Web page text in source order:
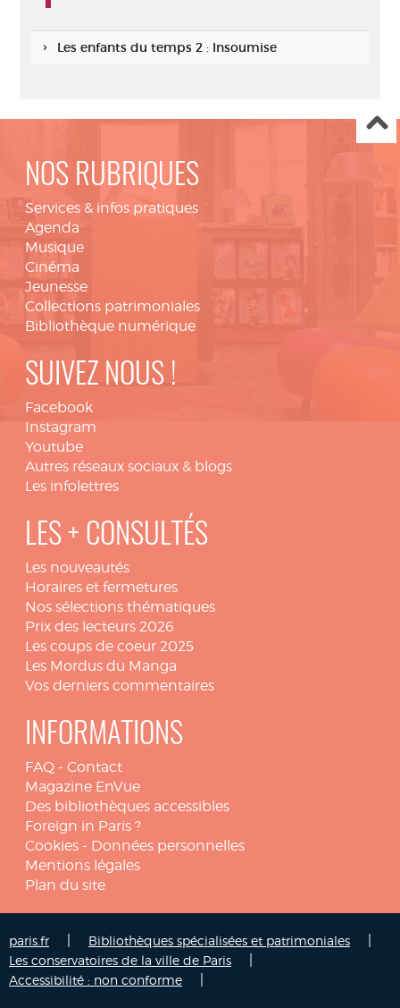
Les enfants du temps 2 : Insoumise
NOS RUBRIQUES
Services & infos pratiques
Agenda
Musique
Cinéma
Jeunesse
Collections patrimoniales
Bibliothèque numérique
SUIVEZ NOUS !
Facebook
Instagram
Youtube
Autres réseaux sociaux & blogs
Les infolettres
LES + CONSULTÉS
Les nouveautés
Horaires et fermetures
Nos sélections thématiques
Prix des lecteurs 2026
Les coups de coeur 2025
Les Mordus du Manga
Vos derniers commentaires
INFORMATIONS
FAQ - Contact
Magazine EnVue
Des bibliothèques accessibles
Foreign in Paris ?
Cookies - Données personnelles
Mentions légales
Plan du site
paris.fr Bibliothèques spécialisées et patrimoniales
Les conservatoires de la ville de Paris
Accessibilité : non conforme